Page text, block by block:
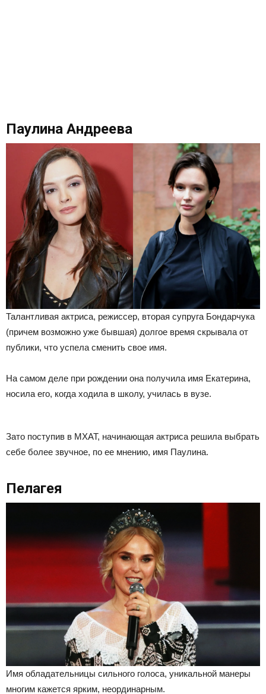
Паулина Андреева
Талантливая актриса, режиссер, вторая супруга Бондарчука
(причем возможно уже бывшая) долгое время скрывала от
публики, что успела сменить свое имя.
На самом деле при рождении она получила имя Екатерина,
носила его, когда ходила в школу, училась в вузе.
Зато поступив в МХАТ, начинающая актриса решила выбрать
себе более звучное, по ее мнению, имя Паулина.
Пелагея
Имя обладательницы сильного голоса, уникальной манеры
многим кажется ярким, неординарным.